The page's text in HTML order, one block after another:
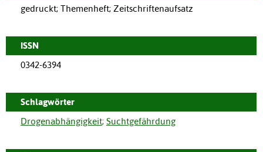
gedruckt; Themenheft; Zeitschriftenaufsatz
ISSN
0342-6394
Schlagwörter
Drogenabhängigkeit; Suchtgefährdung